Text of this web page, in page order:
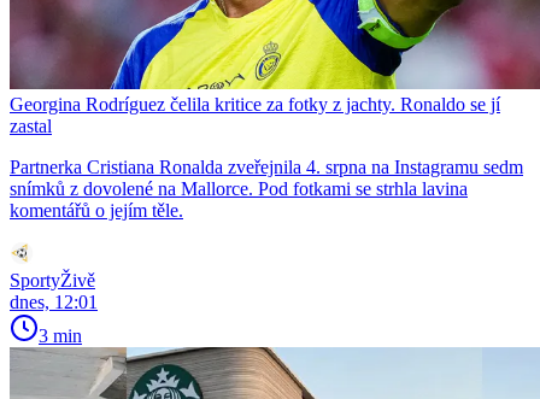
Georgina Rodríguez čelila kritice za fotky z jachty. Ronaldo se jí
zastal
Partnerka Cristiana Ronalda zveřejnila 4. srpna na Instagramu sedm
snímků z dovolené na Mallorce. Pod fotkami se strhla lavina
komentářů o jejím těle.
SportyŽivě
dnes, 12:01
3 min